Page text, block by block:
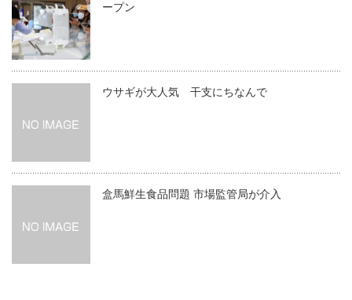
ープン
ウサギが大人気 干支にちなんで
盒馬鮮生食品問題 市場監管局が介入